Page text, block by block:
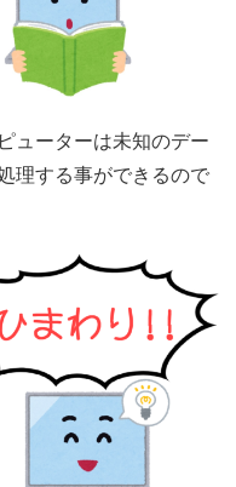
ューターは未知のデー
理する事ができるので